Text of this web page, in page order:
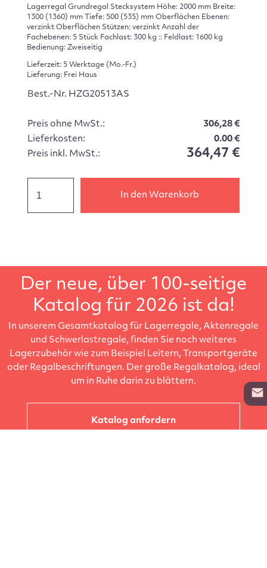
Lagerregal Grundregal Stecksystem Höhe: 2000 mm Breite:
1300 (1360) mm Tiefe: 500 (535) mm Oberflächen Ebenen:
verzinkt Oberflächen Stützen: verzinkt Anzahl der
Fachebenen: 5 Stück Fachlast: 300 kg :: Feldlast: 1600 kg
Bedienung: Zweiseitig
Lieferzeit: 5 Werktage (Mo.-Fr.)
Lieferung: Frei Haus
Best.-Nr. HZG20513AS
Preis ohne MwSt.:
306,28 €
Lieferkosten:
0.00 €
Preis inkl. MwSt.:
364,47 €
In den Warenkorb
Der neue, über 100-seitige
Katalog für 2026 ist da!
In unserem Gesamtkatalog für Lagerregale, Aktenregale
und Schwerlastregale, finden Sie noch weiteres
Lagerzubehör wie zum Beispiel Leitern, Transportgeräte
oder Regalbeschriftungen. Der große Regalkatalog, ideal
um in Ruhe darin zu blättern.
Katalog anfordern